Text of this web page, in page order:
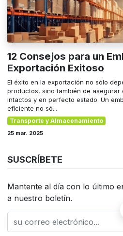
12 Consejos para un
Exportación Exitoso
El éxito en la exportación no sólo
productos, sino también de asegurar
intactos y en perfecto estado. Un
eficiente no só...
Transporte y Almacenamiento
25 mar. 2025
SUSCRÍBETE
Mantente al día con lo último
a nuestro boletín.